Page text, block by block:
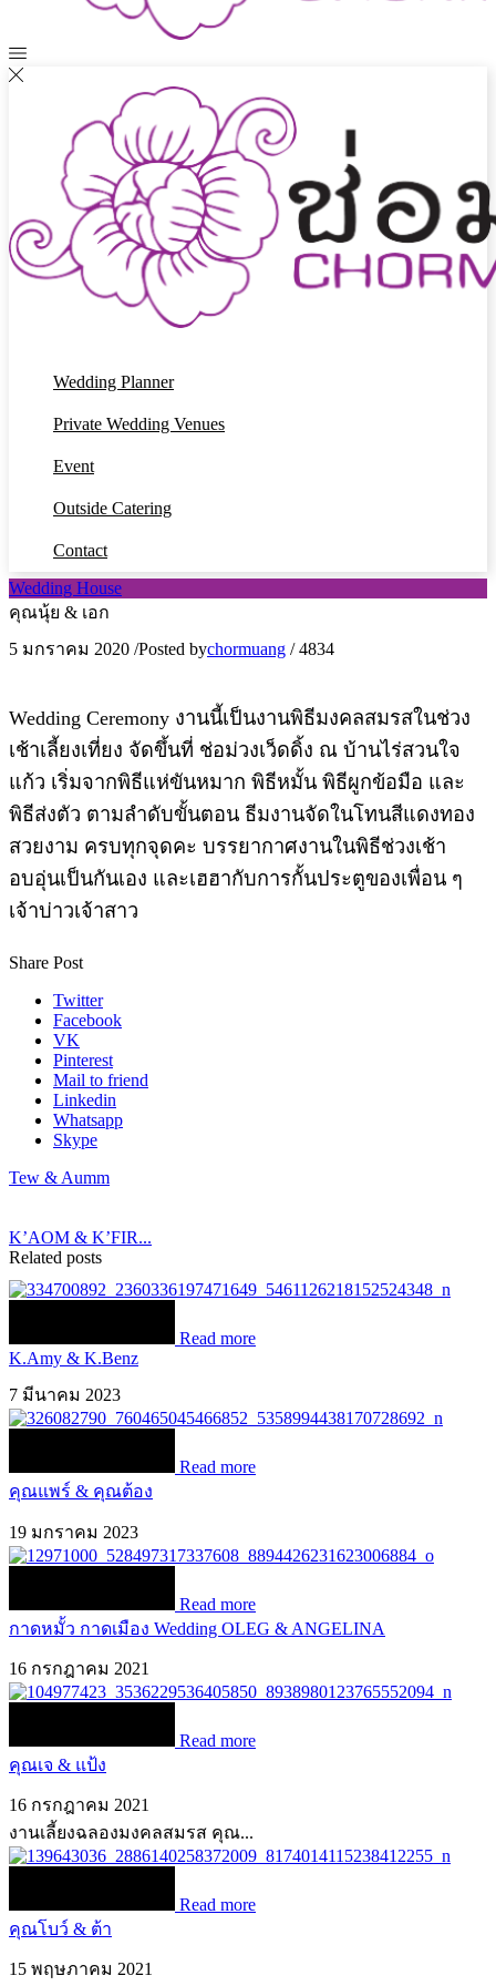
Wedding Planner
Private Wedding Venues
Event
Outside Catering
Contact
Wedding House
คุณนุ้ย & เอก
5 มกราคม 2020 /Posted bychormuang / 4834
Wedding Ceremony งานนี้เป็นงานพิธีมงคลสมรสในช่วง
เช้าเลี้ยงเที่ยง จัดขึ้นที่ ช่อม่วงเว็ดดิ้ง ณ บ้านไร่สวนใจ
แก้ว เริ่มจากพิธีแห่ขันหมาก พิธีหมั้น พิธีผูกข้อมือ และ
พิธีส่งตัว ตามลำดับขั้นตอน ธีมงานจัดในโทนสีแดงทอง
สวยงาม ครบทุกจุดคะ บรรยากาศงานในพิธีช่วงเช้า
อบอุ่นเป็นกันเอง และเฮฮากับการกั้นประตูของเพื่อน ๆ
เจ้าบ่าวเจ้าสาว
Share Post
Twitter
Facebook
VK
Pinterest
Mail to friend
Linkedin
Whatsapp
Skype
Tew & Aumm
K’AOM & K’FIR...
Related posts
Read more
K.Amy & K.Benz
7 มีนาคม 2023
Read more
คุณแพร์ & คุณต้อง
19 มกราคม 2023
Read more
กาดหมั้ว กาดเมือง Wedding OLEG & ANGELINA
16 กรกฎาคม 2021
Read more
คุณเจ & แป้ง
16 กรกฎาคม 2021
งานเลี้ยงฉลองมงคลสมรส คุณ...
Read more
คุณโบว์ & ต้า
15 พฤษภาคม 2021